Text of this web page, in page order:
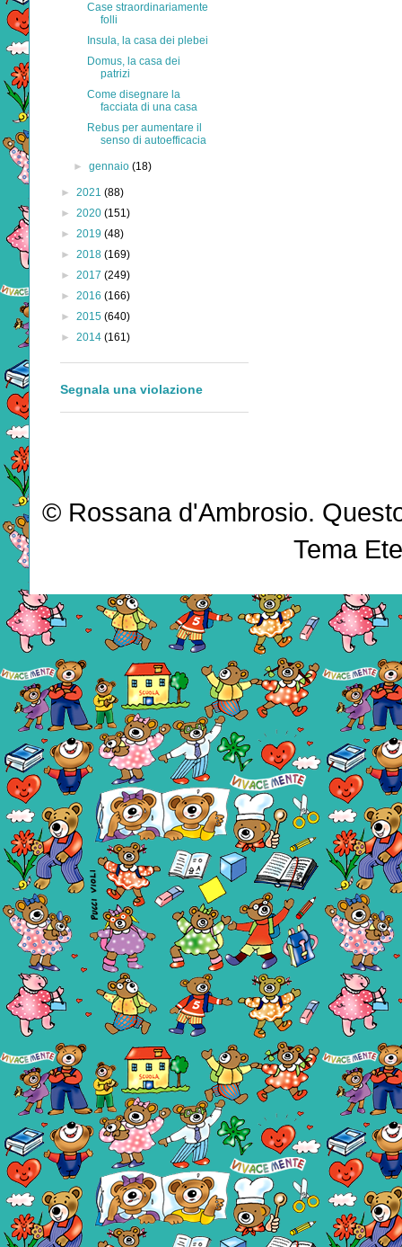
Case straordinariamente
folli
Insula, la casa dei plebei
Domus, la casa dei
patrizi
Come disegnare la
facciata di una casa
Rebus per aumentare il
senso di autoefficacia
►gennaio(18)
► 2021 (88)
► 2020 (151)
► 2019 (48)
► 2018 (169)
► 2017 (249)
► 2016 (166)
► 2015 (640)
► 2014 (161)
Segnala una violazione
© Rossana d'Ambrosio.
Tema